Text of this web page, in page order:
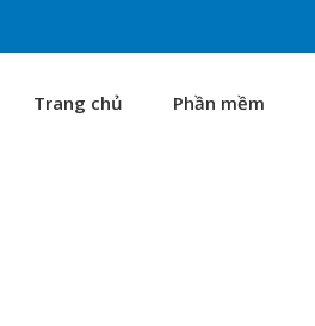
Trang chủ Phần mềm